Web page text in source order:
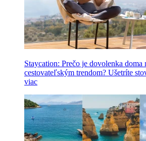
Staycation: Prečo je dovolenka doma
cestovateľským trendom? Ušetríte
viac